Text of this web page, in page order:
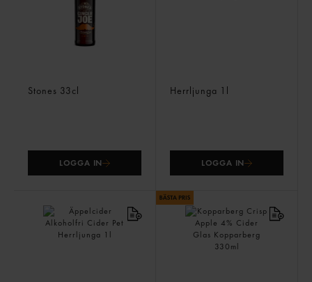
Stones 33cl
LOGGA IN
Herrljunga 1l
LOGGA IN